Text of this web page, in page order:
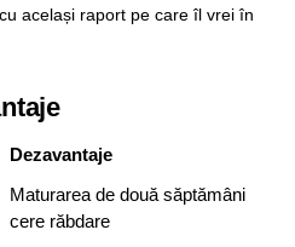
același raport pe care îl vrei în
Dezavantaje
Maturarea de două săptămâni
cere răbdare